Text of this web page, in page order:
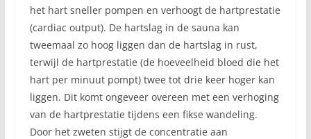
het hart sneller pompen en verhoogt de hartprestatie
(cardiac output). De hartslag in de sauna kan
tweemaal zo hoog liggen dan de hartslag in rust,
terwijl de hartprestatie (de hoeveelheid bloed die het
hart per minuut pompt) twee tot drie keer hoger kan
liggen. Dit komt ongeveer overeen met een verhoging
van de hartprestatie tijdens een fikse wandeling.
Door het zweten stijgt de concentratie aan